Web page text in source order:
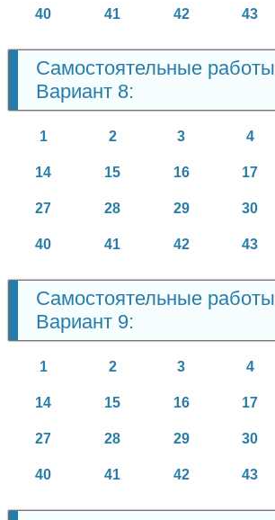
40 41 42 43
Самостоятельные работы
Вариант 8:
1 2 3 4
14 15 16 17
27 28 29 30
40 41 42 43
Самостоятельные работы
Вариант 9:
1 2 3 4
14 15 16 17
27 28 29 30
40 41 42 43